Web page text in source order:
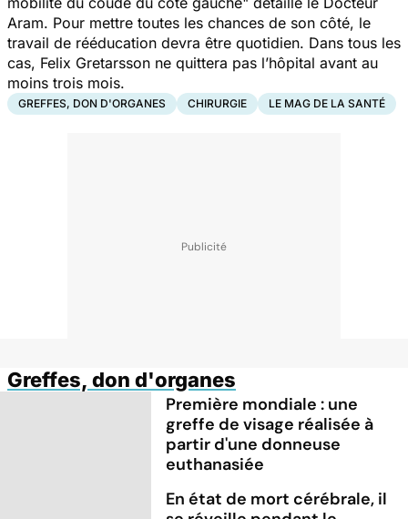
Aram. Pour mettre toutes les chances de son côté, le
travail de rééducation devra être quotidien. Dans tous les
cas, Felix Gretarsson ne quittera pas l’hôpital avant au
moins trois mois.
GREFFES, DON D'ORGANES CHIRURGIE LE MAG DE LA SANTÉ
Greffes, don d'organes
Première mondiale : une
greffe de visage réalisée à
partir d'une donneuse
euthanasiée
En état de mort cérébrale, il